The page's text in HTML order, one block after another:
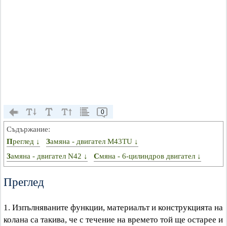
0
Съдържание:
Преглед ↓
Замяна - двигател M43TU ↓
Замяна - двигател N42 ↓
Смяна - 6-цилиндров двигател ↓
Преглед
1. Изпълняваните функции, материалът и конструкцията на
колана са такива, че с течение на времето той ще остарее и